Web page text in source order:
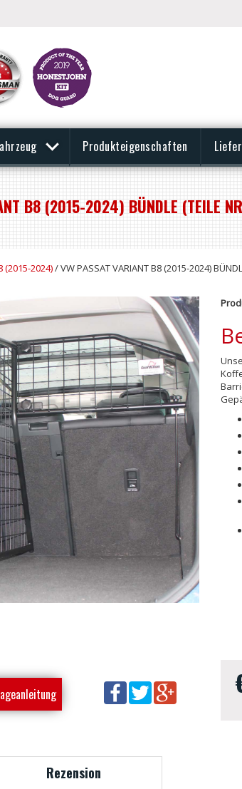
Produkteigenschaften
B8 (2015-2024) BÜNDLE (TEILE
(2015-2024)/ VW PASSAT VARIANT B8 (2015-2024)
Rezension